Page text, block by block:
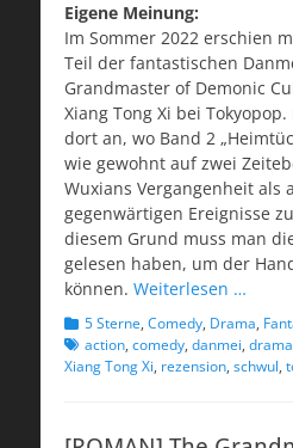
Eigene Meinung:
Im Sommer 2022 erschien
Teil der fantastischen
Grandmaster of Demonic
Xiang Tong Xi bei
dort an, wo Band 2
wie gewohnt auf zwei
Wuxians Vergangenheit als
gegenwärtigen Ereignisse
diesem Grund muss man
gelesen haben, um der
können. Weiterlesen …
Kategorien
5 Sterne, Comedy, Drama,
action, comedy, danmei, drama
Xiang Tong Xi, rezension, schwul,